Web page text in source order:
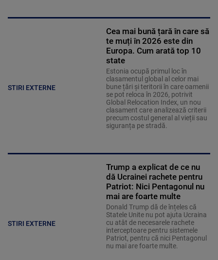
STIRI EXTERNE
Cea mai bună țară în care să
te muți în 2026 este din
Europa. Cum arată top 10
state
Estonia ocupă primul loc în
clasamentul global al celor mai
bune țări și teritorii în care oamenii
se pot reloca în 2026, potrivit
Global Relocation Index, un nou
clasament care analizează criterii
precum costul general al vieții sau
siguranța pe stradă.
STIRI EXTERNE
Trump a explicat de ce nu
dă Ucrainei rachete pentru
Patriot: Nici Pentagonul nu
mai are foarte multe
Donald Trump dă de înțeles că
Statele Unite nu pot ajuta Ucraina
cu atât de necesarele rachete
interceptoare pentru sistemele
Patriot, pentru că nici Pentagonul
nu mai are foarte multe.